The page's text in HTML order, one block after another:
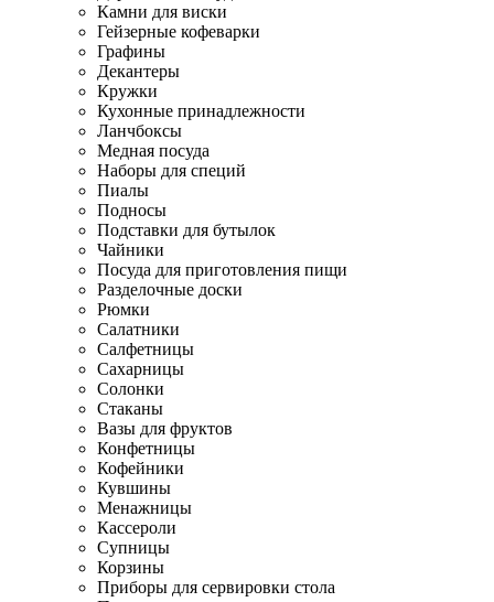
Камни для виски
Гейзерные кофеварки
Графины
Декантеры
Кружки
Кухонные принадлежности
Ланчбоксы
Медная посуда
Наборы для специй
Пиалы
Подносы
Подставки для бутылок
Чайники
Посуда для приготовления пищи
Разделочные доски
Рюмки
Салатники
Салфетницы
Сахарницы
Солонки
Стаканы
Вазы для фруктов
Конфетницы
Кофейники
Кувшины
Менажницы
Кассероли
Супницы
Корзины
Приборы для сервировки стола